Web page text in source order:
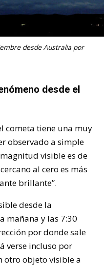
desde Australia por
desde el
cometa tiene una muy
observado a simple
visible es de
al cero es más
brillante”.
desde la
mañana y las 7:30
por donde sale
verse incluso por
otro objeto visible a